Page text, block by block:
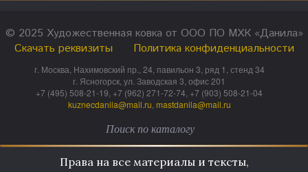
© 2025 Художественная ковка от ООО ПО МХК «Данила»
Скачать реквизиты
Политика конфиденциальности
г. Москва, Нахимовский пр., 24, павильон 3, ряд 1, стенд 34
г. Ясногорск, ул. Заводская 3, офис 201
+7 (495) 508-21-19, +7 (962) 271-72-74, +7 (903) 508-21-04
kuznecdanila@mail.ru mastdanila@mail.ru
Права на все материалы и тексты,